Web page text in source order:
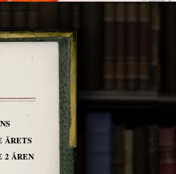
ÅRETS
2 ÅREN